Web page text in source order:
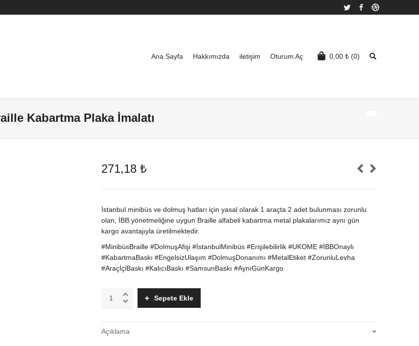
Twitter Facebook
0,00 ₺ (0)
Ana Sayfa Hakkımızda iletişim Oturum Aç
Kabartma Plaka İmalatı
271,18₺
İstanbul minibüs ve dolmuş hatları için yasal olarak 1 araçta 2 adet bulunması zorunlu
olan, İBB yönetmeliğine uygun Braille alfabeli kabartma metal plakalarımız aynı gün
kargo avantajıyla üretilmektedir.
#MinibüsBraille #DolmuşAfişi #İstanbulMinibüs #Erişilebilirlik #UKOME #İBBOnaylı
#KabartmaBaskı #EngelsizUlaşım #DolmuşDonanımı #MetalEtiket #ZorunluLevha
#AraçİçiBaskı #KalıcıBaskı #SamsunBaskı #AynıGünKargo
Minibüs
İçi
Braille
Sepete Ekle
Açıklama